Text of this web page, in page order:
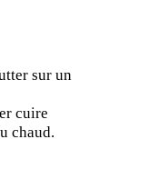
sur un
cuire
chaud.